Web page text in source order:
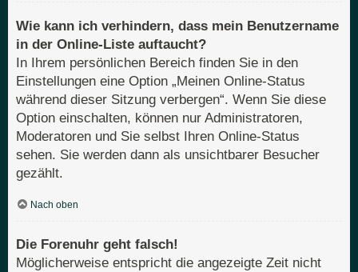
Wie kann ich verhindern, dass mein Benutzername
in der Online-Liste auftaucht?
In Ihrem persönlichen Bereich finden Sie in den
Einstellungen eine Option „Meinen Online-Status
während dieser Sitzung verbergen“. Wenn Sie diese
Option einschalten, können nur Administratoren,
Moderatoren und Sie selbst Ihren Online-Status
sehen. Sie werden dann als unsichtbarer Besucher
gezählt.
Nach oben
Die Forenuhr geht falsch!
Möglicherweise entspricht die angezeigte Zeit nicht